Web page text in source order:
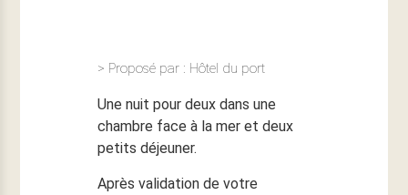
> Proposé par : Hôtel du port
Une nuit pour deux dans une
chambre face à la mer et deux
petits déjeuner.
Après validation de votre